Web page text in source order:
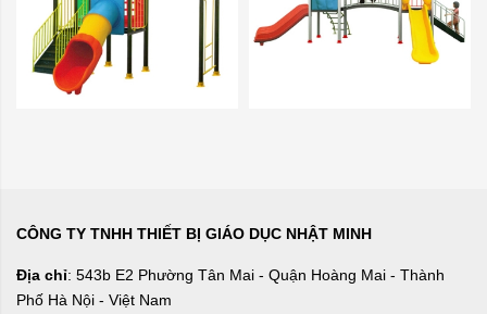
CÔNG TY TNHH THIẾT BỊ GIÁO DỤC NHẬT MINH
Địa chỉ: 543b E2 Phường Tân Mai - Quận Hoàng Mai - Thành
Phố Hà Nội - Việt Nam